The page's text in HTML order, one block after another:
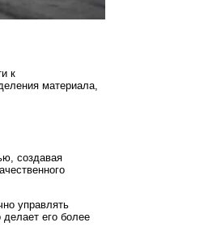
к
материала,
создавая
управлять
его более